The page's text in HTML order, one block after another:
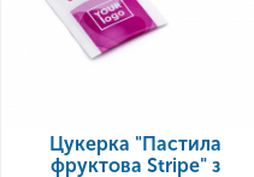
Цукерка "Пастила
фруктова Stripe" з